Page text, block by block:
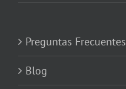
Preguntas Frecuentes
Blog